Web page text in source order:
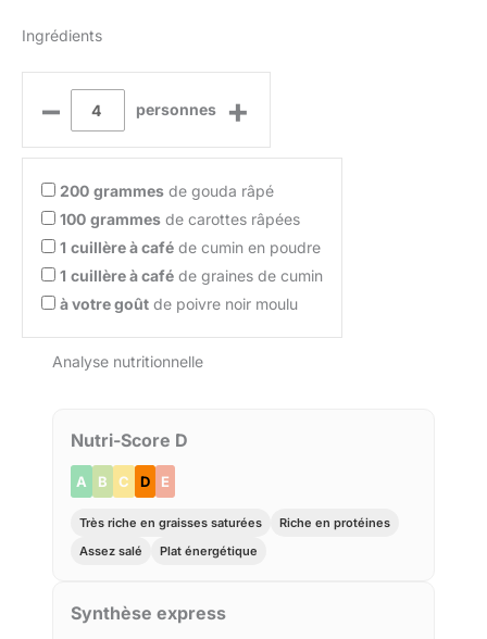
Ingrédients
– personnes +
200 grammes de gouda râpé
100 grammes de carottes râpées
1 cuillère à café de cumin en poudre
1 cuillère à café de graines de cumin
à votre goût de poivre noir moulu
Analyse nutritionnelle
Nutri-Score D
A B C D E
Très riche en graisses saturées
Riche en protéines
Assez salé
Plat énergétique
Synthèse express